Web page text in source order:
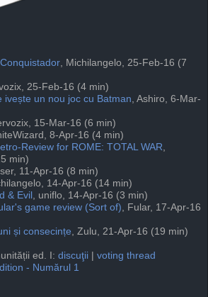
, Michilangelo, 25-Feb-16 (7
25-Feb-16 (4 min)
ivește un nou joc cu Batman, Ashiro, 6-Mar-
15-Mar-16 (6 min)
8-Apr-16 (4 min)
Review for ROME: TOTAL WAR,
min)
11-Apr-16 (8 min)
14-Apr-16 (14 min)
& Evil , uniflo, 14-Apr-16 (3 min)
game review (Sort of), Fular, 17-Apr-16
și consecințe, Zulu, 21-Apr-16 (19 min)
ed. I: discuţii
voting thread
- Numărul 1